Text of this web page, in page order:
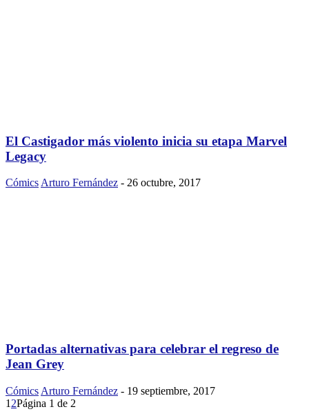
El Castigador más violento inicia su etapa Marvel
Legacy
CómicsArturo Fernández - 26 octubre, 2017
Portadas alternativas para celebrar el regreso de
Jean Grey
Cómics Arturo Fernández - 19 septiembre, 2017
1 2Página 1 de 2